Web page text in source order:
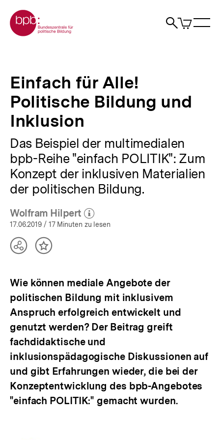
zum
Seiteninhalt
springen
Zur Startseite der bpb
Suche
Artikel
im
Politische
Bildung
und
Inklusion
bpb.de
Einfach für Alle!
Politische Bildung und
Inklusion
Das Beispiel der multimedialen
bpb-Reihe "einfach POLITIK": Zum
Konzept der inklusiven Materialien
der politischen Bildung.
Wolfram Hilpert
(Mehr zum Autor)
öffnen
17.06.2019 / 17 Minuten zu lesen
TeilenInhalt
Wie können mediale Angebote der
politischen Bildung mit inklusivem
Anspruch erfolgreich entwickelt und
genutzt werden? Der Beitrag greift
fachdidaktische und
inklusionspädagogische Diskussionen auf
und gibt Erfahrungen wieder, die bei der
Konzeptentwicklung des bpb-Angebotes
"einfach POLITIK:" gemacht wurden.